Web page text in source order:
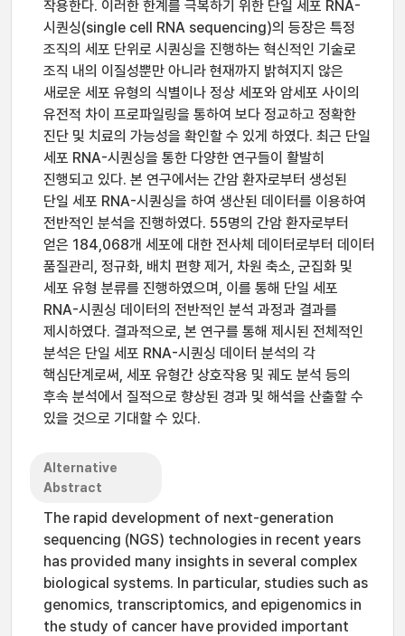
작용한다. 이러한 한계를 극복하기 위한 단일 세포 RNA-
시퀀싱(single cell RNA sequencing)의 등장은 특정
조직의 세포 단위로 시퀀싱을 진행하는 혁신적인 기술로
조직 내의 이질성뿐만 아니라 현재까지 밝혀지지 않은
새로운 세포 유형의 식별이나 정상 세포와 암세포 사이의
유전적 차이 프로파일링을 통하여 보다 정교하고 정확한
진단 및 치료의 가능성을 확인할 수 있게 하였다. 최근 단일
세포 RNA-시퀀싱을 통한 다양한 연구들이 활발히
진행되고 있다. 본 연구에서는 간암 환자로부터 생성된
단일 세포 RNA-시퀀싱을 하여 생산된 데이터를 이용하여
전반적인 분석을 진행하였다. 55명의 간암 환자로부터
얻은 184,068개 세포에 대한 전사체 데이터로부터 데이터
품질관리, 정규화, 배치 편향 제거, 차원 축소, 군집화 및
세포 유형 분류를 진행하였으며, 이를 통해 단일 세포
RNA-시퀀싱 데이터의 전반적인 분석 과정과 결과를
제시하였다. 결과적으로, 본 연구를 통해 제시된 전체적인
분석은 단일 세포 RNA-시퀀싱 데이터 분석의 각
핵심단계로써, 세포 유형간 상호작용 및 궤도 분석 등의
후속 분석에서 질적으로 향상된 경과 및 해석을 산출할 수
있을 것으로 기대할 수 있다.
Alternative
Abstract
The rapid development of next-generation
sequencing (NGS) technologies in recent years
has provided many insights in several complex
biological systems. In particular, studies such as
genomics, transcriptomics, and epigenomics in
the study of cancer have provided important